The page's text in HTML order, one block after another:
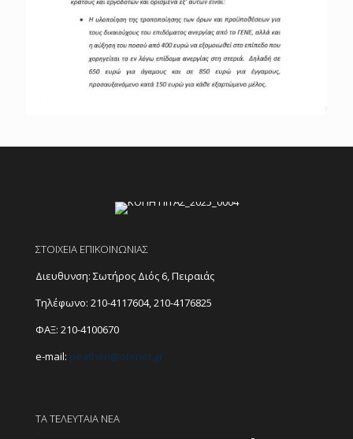
ΣΤΟΙΧΕΙΑ ΕΠΙΚΟΙΝΩΝΙΑΣ
Διευθυνση: Σωτήρος Διός 6, Πειραιάς
Τηλέφωνο: 210-4117604,210-4176825
ΦΑΞ: 210-4100670
e-mail: peathen@otenet.gr
ΤΑ ΤΕΛΕΥΤΑΙΑ ΝΕΑ